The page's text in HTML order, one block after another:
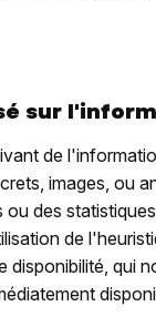
sur
de
images, ou
des
de
qui